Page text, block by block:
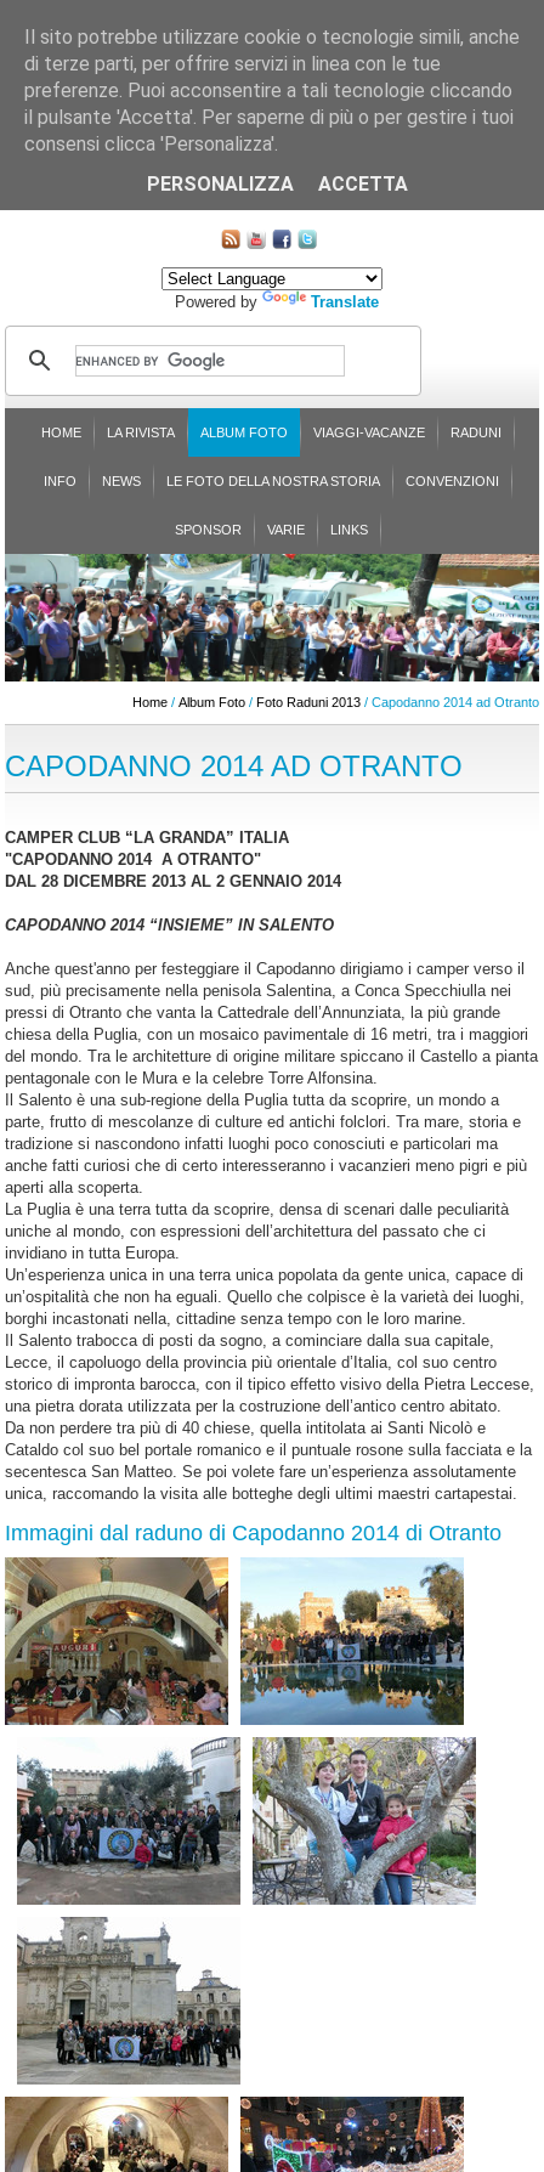
CHI SIAMO LE SEZIONI ASSICURGRANDA
ISCRIZIONE L'AVVOCATO RISPONDE SONDAGGI
Powered by Translate
HOME LA RIVISTA ALBUM FOTO VIAGGI-VACANZE RADUNI
INFO NEWS LE FOTO DELLA NOSTRA STORIA CONVENZIONI
SPONSOR VARIE LINKS
Home/ Album Foto/ Foto Raduni 2013/ Capodanno 2014 ad Otranto
CAPODANNO 2014 AD OTRANTO
CAMPER CLUB “LA GRANDA” ITALIA
"CAPODANNO 2014 A OTRANTO"
DAL 28 DICEMBRE 2013 AL 2 GENNAIO 2014
CAPODANNO 2014 “INSIEME” IN SALENTO
Anche quest'anno per festeggiare il Capodanno dirigiamo i camper verso il
sud, più precisamente nella penisola Salentina, a Conca Specchiulla nei
pressi di Otranto che vanta la Cattedrale dell’Annunziata, la più grande
chiesa della Puglia, con un mosaico pavimentale di 16 metri, tra i maggiori
del mondo. Tra le architetture di origine militare spiccano il Castello a pianta
pentagonale con le Mura e la celebre Torre Alfonsina.
Il Salento è una sub-regione della Puglia tutta da scoprire, un mondo a
parte, frutto di mescolanze di culture ed antichi folclori. Tra mare, storia e
tradizione si nascondono infatti luoghi poco conosciuti e particolari ma
anche fatti curiosi che di certo interesseranno i vacanzieri meno pigri e più
aperti alla scoperta.
La Puglia è una terra tutta da scoprire, densa di scenari dalle peculiarità
uniche al mondo, con espressioni dell’architettura del passato che ci
invidiano in tutta Europa.
Un’esperienza unica in una terra unica popolata da gente unica, capace di
un’ospitalità che non ha eguali. Quello che colpisce è la varietà dei luoghi,
borghi incastonati nella, cittadine senza tempo con le loro marine.
Il Salento trabocca di posti da sogno, a cominciare dalla sua capitale,
Lecce, il capoluogo della provincia più orientale d’Italia, col suo centro
storico di impronta barocca, con il tipico effetto visivo della Pietra Leccese,
una pietra dorata utilizzata per la costruzione dell’antico centro abitato.
Da non perdere tra più di 40 chiese, quella intitolata ai Santi Nicolò e
Cataldo col suo bel portale romanico e il puntuale rosone sulla facciata e la
secentesca San Matteo. Se poi volete fare un’esperienza assolutamente
unica, raccomando la visita alle botteghe degli ultimi maestri cartapestai.
Immagini dal raduno di Capodanno 2014 di Otranto
Il sito potrebbe utilizzare cookie o tecnologie simili, anche
di terze parti, per offrire servizi in linea con le tue
preferenze. Puoi acconsentire a tali tecnologie cliccando
il pulsante 'Accetta'. Per saperne di più o per gestire i tuoi
consensi clicca 'Personalizza'.
PERSONALIZZA
ACCETTA